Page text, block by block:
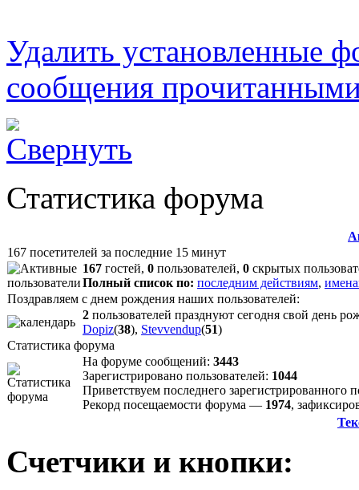
Удалить установленные
сообщения
Статистика форума
167 посетителей за последние 15 минут
167 гостей, 0 пользователей, 0 скрытых
Полный список по: последним действиям,
Поздравляем с днем рождения наших пользователей:
2 пользователей празднуют сегодня свой день
Dopiz(38), Stevvendup(51)
Статистика форума
На форуме сообщений: 3443
Зарегистрировано пользователей: 1044
Приветствуем последнего зарегистрированного
Рекорд посещаемости форума — 1974,
Счетчики и кнопки: